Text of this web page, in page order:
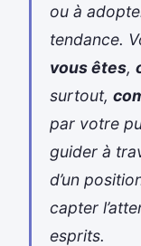
ou à
tendance.
vous êtes,
surtout,
par votre
guider à
d’un
capter
esprits.